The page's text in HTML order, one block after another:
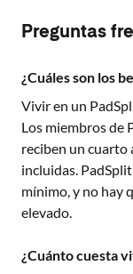
Preguntas
¿Cuáles son los
Vivir en un
Los miembros de
reciben un cuarto
incluidas.
mínimo, y no hay
elevado.
¿Cuánto cuesta